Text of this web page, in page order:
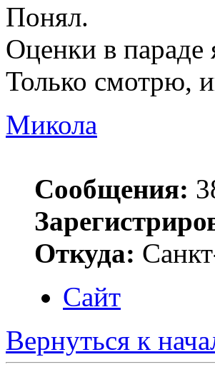
Понял.
Оценки в параде
Только смотрю,
Микола
Сообщения:
Откуда:
Сайт
Вернуться к